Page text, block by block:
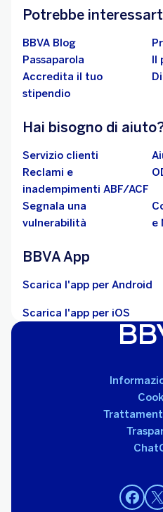
Potrebbe
BBVA Blog
Passaparola
Il
Accredita il tuo
stipendio
Hai bisogno di
Servizio clienti
Reclami e
inadempimenti ABF/ACF
Segnala una
vulnerabilità
e
BBVA App
Scarica l'app per Android
Scarica l'app per iOS